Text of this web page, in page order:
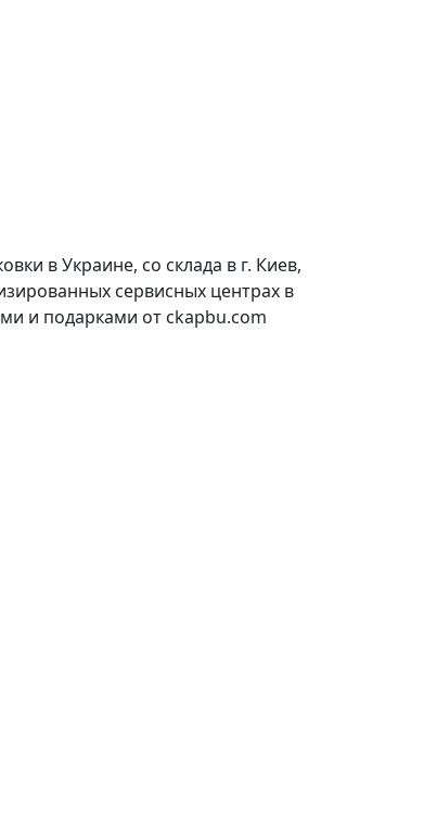
в Украине, со склада в г. Киев,
сервисных центрах в
и подарками от ckapbu.com